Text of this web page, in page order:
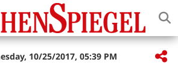
10/25/2017, 05:39 PM